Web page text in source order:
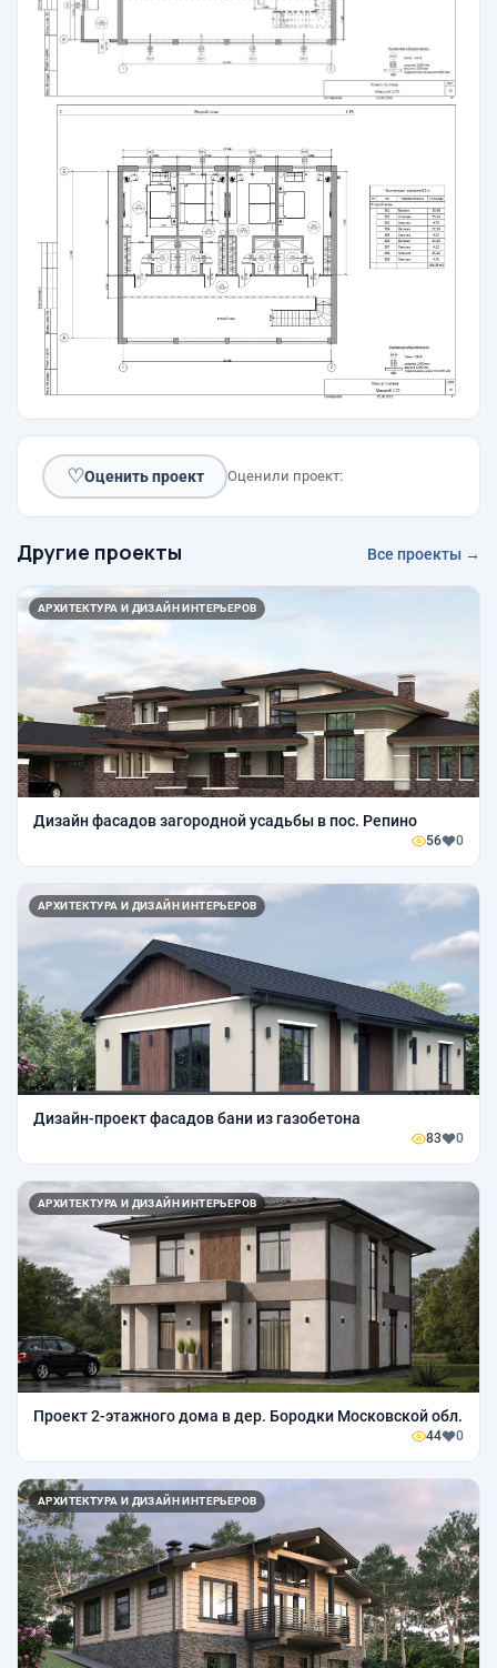
♡Оценить проект Оценили проект:
Другие проекты Все проекты →
АРХИТЕКТУРА И ДИЗАЙН ИНТЕРЬЕРОВ
Дизайн фасадов загородной усадьбы в пос. Репино
56 0
АРХИТЕКТУРА И ДИЗАЙН ИНТЕРЬЕРОВ
Дизайн-проект фасадов бани из газобетона
83 0
АРХИТЕКТУРА И ДИЗАЙН ИНТЕРЬЕРОВ
Проект 2-этажного дома в дер. Бородки Московской обл.
44 0
АРХИТЕКТУРА И ДИЗАЙН ИНТЕРЬЕРОВ